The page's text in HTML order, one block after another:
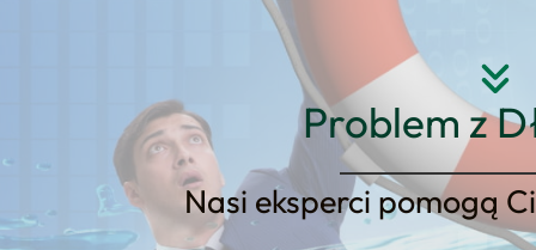
Problem z
Nasi eksperci pomogą
Strona główna O nas